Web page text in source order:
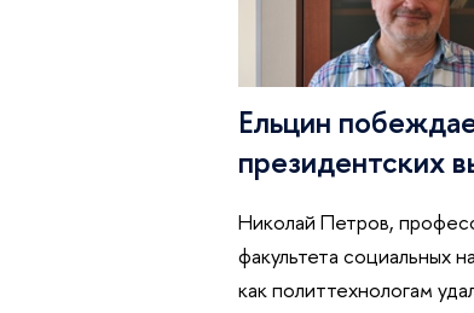
Ельцин
президентских
Николай Петров,
факультета социальных
как политтехнологам